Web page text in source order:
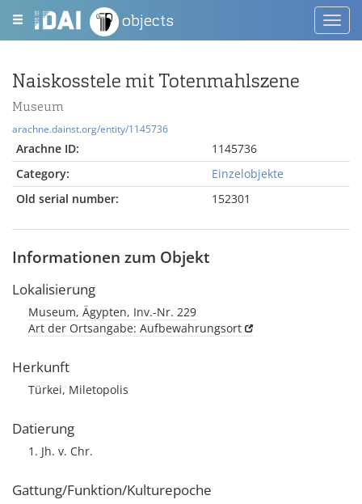
objects
Naiskosstele mit Totenmahlszene
Museum
arachne.dainst.org/entity/1145736
Arachne ID:
1145736
Category:
Einzelobjekte
Old serial number:
152301
Informationen zum Objekt
Lokalisierung
Museum, Ägypten, Inv.-Nr. 229
Art der Ortsangabe: Aufbewahrungsort
Herkunft
Türkei, Miletopolis
Datierung
1. Jh. v. Chr.
Gattung/Funktion/Kulturepoche